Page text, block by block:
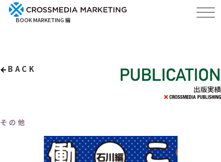
BOOK MARKETING 編
BACK
出版実績
その他